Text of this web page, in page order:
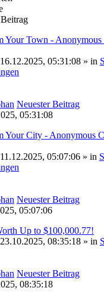
Your Town -
05:31:08 » in
Neuester Beitrag
05:31:08
Your City - Anonymous
05:07:06 » in
Neuester Beitrag
05:07:06
Up to $100,000.77!
08:35:18 » in
Neuester Beitrag
08:35:18